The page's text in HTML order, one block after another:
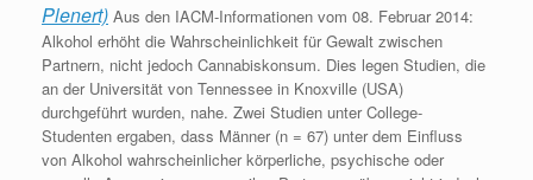
Plenert) Aus den IACM-Informationen vom 08. Februar 2014:
Alkohol erhöht die Wahrscheinlichkeit für Gewalt zwischen
Partnern, nicht jedoch Cannabiskonsum. Dies legen Studien, die
an der Universität von Tennessee in Knoxville (USA)
durchgeführt wurden, nahe. Zwei Studien unter College-
Studenten ergaben, dass Männer (n = 67) unter dem Einfluss
von Alkohol wahrscheinlicher körperliche, psychische oder